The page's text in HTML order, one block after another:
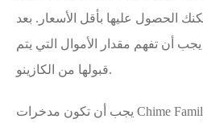
الحصول عليها بأقل الأسعار. بعد
أن تفهم مقدار الأموال التي يتم
قبولها من الكازينو.
يجب أن تكون مدخرات Chime Family الممتازة مؤهلة للحصول